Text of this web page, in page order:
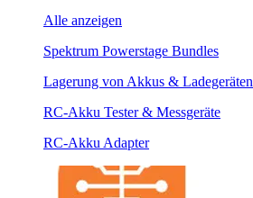
Alle anzeigen
Spektrum Powerstage Bundles
Lagerung von Akkus & Ladegeräten
RC-Akku Tester & Messgeräte
RC-Akku Adapter